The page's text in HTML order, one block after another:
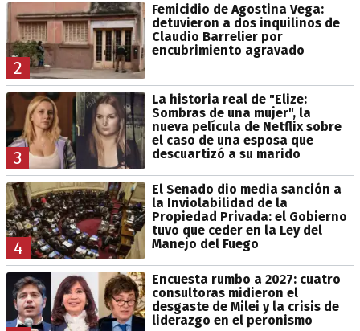
2
Femicidio de Agostina Vega:
detuvieron a dos inquilinos de
Claudio Barrelier por
encubrimiento agravado
3
La historia real de "Elize:
Sombras de una mujer", la
nueva película de Netflix sobre
el caso de una esposa que
descuartizó a su marido
4
El Senado dio media sanción a
la Inviolabilidad de la
Propiedad Privada: el Gobierno
tuvo que ceder en la Ley del
Manejo del Fuego
Encuesta rumbo a 2027: cuatro
consultoras midieron el
desgaste de Milei y la crisis de
liderazgo en el peronismo